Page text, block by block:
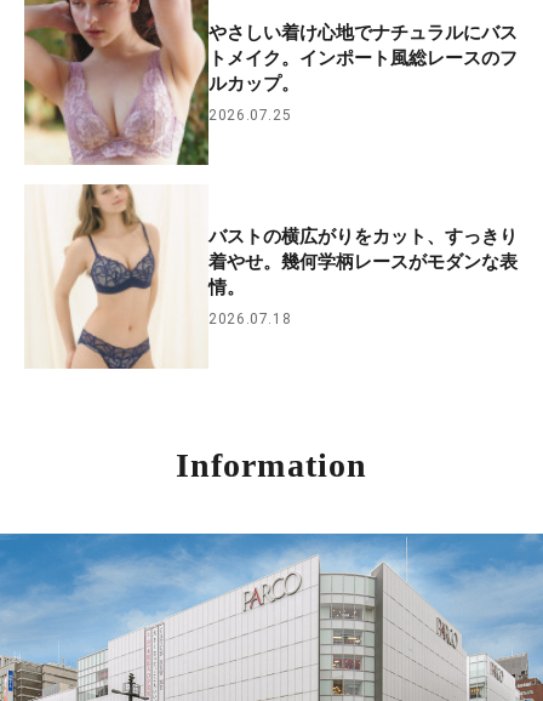
やさしい着け心地でナチュラルにバス
トメイク。インポート風総レースのフ
ルカップ。
2026.07.25
バストの横広がりをカット、すっきり
着やせ。幾何学柄レースがモダンな表
情。
2026.07.18
Information